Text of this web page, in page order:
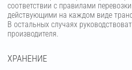
соответствии с правилами перевозки
действующими на каждом виде
В остальных случаях
производителя.
ХРАНЕНИЕ